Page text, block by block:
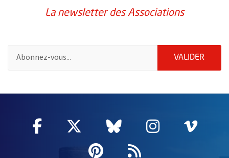
La newsletter des Associations
VALIDER
Facebook
, Ouvre une nouvelle fenêtre
Twitter
, Ouvre une nouvelle
Bluesky
, Ouvre une
Instagram
, Ouvre
,
Pinterest
, Ouvre une
Flux RSS